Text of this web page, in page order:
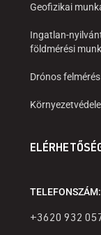
Geofizikai
Ingatlan-
földmérési
Drónos
TELEFONSZÁM:
+3620 932